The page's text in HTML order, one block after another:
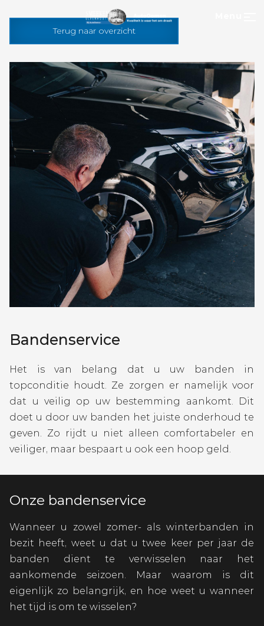
Terug naar overzicht
Bandenservice
Het is van belang dat u uw banden in
topconditie houdt. Ze zorgen er namelijk voor
dat u veilig op uw bestemming aankomt. Dit
doet u door uw banden het juiste onderhoud te
geven. Zo rijdt u niet alleen comfortabeler en
veiliger, maar bespaart u ook een hoop geld.
Onze bandenservice
Wanneer u zowel zomer- als winterbanden in
bezit heeft, weet u dat u twee keer per jaar de
banden dient te verwisselen naar het
aankomende seizoen. Maar waarom is dit
eigenlijk zo belangrijk, en hoe weet u wanneer
het tijd is om te wisselen?